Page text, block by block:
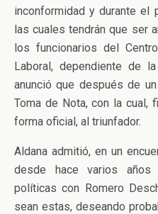
inconformidad y durante el
las cuales tendrán que ser
los funcionarios del
Laboral, dependiente de
anunció que después de
Toma de Nota, con la cual,
forma oficial, al triunfador.
Aldana admitió, en un
desde hace varios años
políticas con Romero
sean estas, deseando